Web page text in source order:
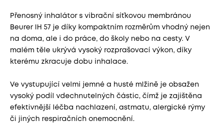
Přenosný inhalátor s vibrační síťkovou membránou
Beurer IH 57 je díky kompaktním rozměrům vhodný nejen
na doma, ale i do práce, do školy nebo na cesty. V
malém těle ukrývá vysoký rozprašovací výkon, díky
kterému zkracuje dobu inhalace.
Ve vystupující velmi jemné a husté mlžině je obsažen
vysoký podíl vdechnutelných částic, čímž je zajištěna
efektivnější léčba nachlazení, astmatu, alergické rýmy
či jiných respiračních onemocnění.